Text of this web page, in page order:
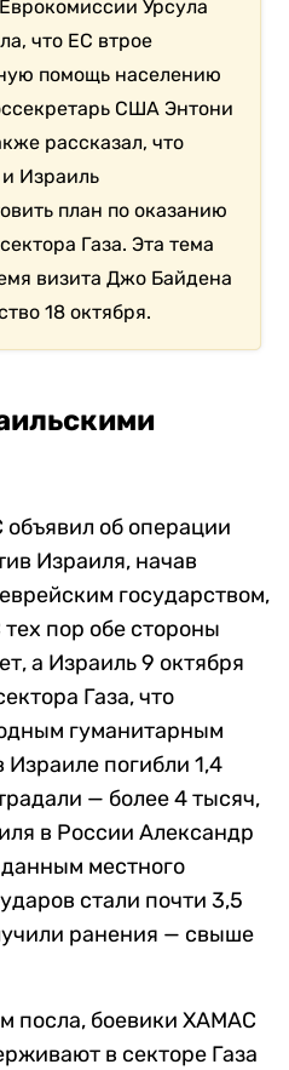
Урсула
что ЕС втрое
помощь населению
США Энтони
рассказал, что
Израиль
план по оказанию
Газа. Эта тема
визита Джо Байдена
18 октября.
об операции
Израиля, начав
государством,
пор обе стороны
а Израиль 9 октября
Газа, что
гуманитарным
Израиле погибли 1,4
— более 4 тысяч,
в России Александр
местного
стали почти 3,5
ранения — свыше
посла, боевики ХАМАС
в секторе Газа